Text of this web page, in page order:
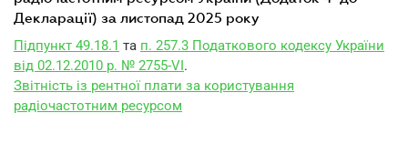
Декларації) за листопад 2025 року
Підпункт 49.18.1 та п. 257.3 Податкового кодексу України
від 02.12.2010 р. № 2755-VI.
Звітність із рентної плати за користування
радіочастотним ресурсом